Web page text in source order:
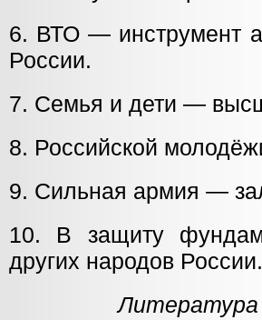
6. ВТО — инструмент
России.
7. Семья и дети —
8. Российской
9. Сильная армия —
10. В защиту
других народов России.
Литература